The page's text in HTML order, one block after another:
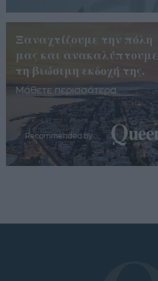
Ξαναχτίζουμε την πόλη
μας και ανακαλύπτουμε
τη βιώσιμη εκδοχή της.
Μάθετε περισσότερα
Recommended by